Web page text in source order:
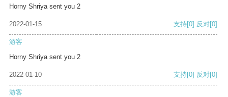
Horny Shriya sent you 2
2022-01-15 支持[0] 反对[0]
游客
Horny Shriya sent you 2
2022-01-10 支持[0] 反对[0]
游客